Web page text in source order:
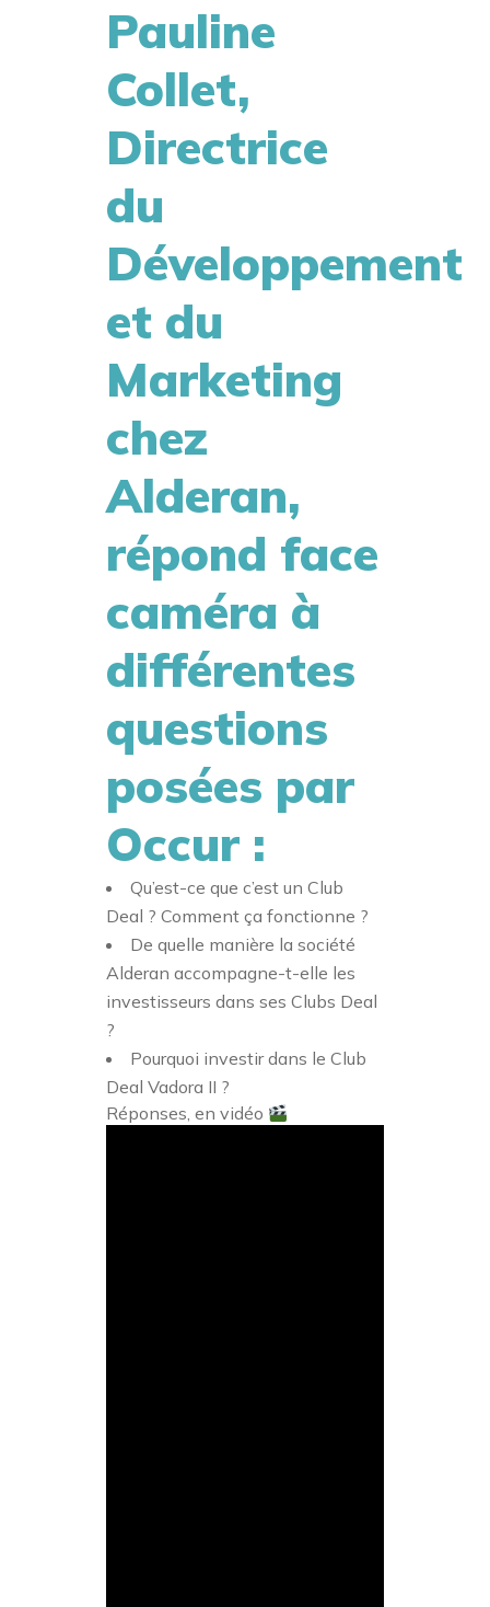
Pauline
Collet,
Directrice
du
Développement
et du
Marketing
chez
Alderan,
répond face
caméra à
différentes
questions
posées par
Occur :
Qu’est-ce que c’est un Club
Deal ? Comment ça fonctionne ?
De quelle manière la société
Alderan accompagne-t-elle les
investisseurs dans ses Clubs Deal
?
Pourquoi investir dans le Club
Deal Vadora II ?
Réponses, en vidéo